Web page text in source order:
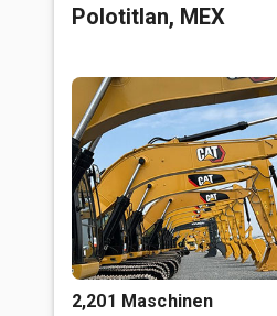
Polotitlan, MEX
2,201 Maschinen